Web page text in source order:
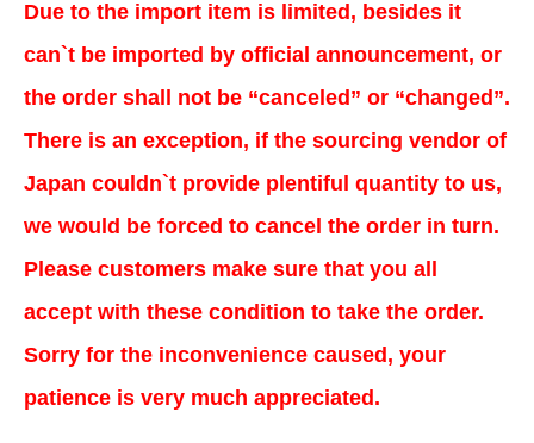
Due to the import item is limited, besides it
can`t be imported by official announcement, or
the order shall not be “canceled” or “changed”.
There is an exception, if the sourcing vendor of
Japan couldn`t provide plentiful quantity to us,
we would be forced to cancel the order in turn.
Please customers make sure that you all
accept with these condition to take the order.
Sorry for the inconvenience caused, your
patience is very much appreciated.